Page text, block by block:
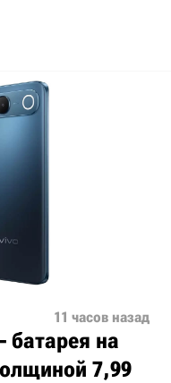
11 часов назад
батарея на
7,99